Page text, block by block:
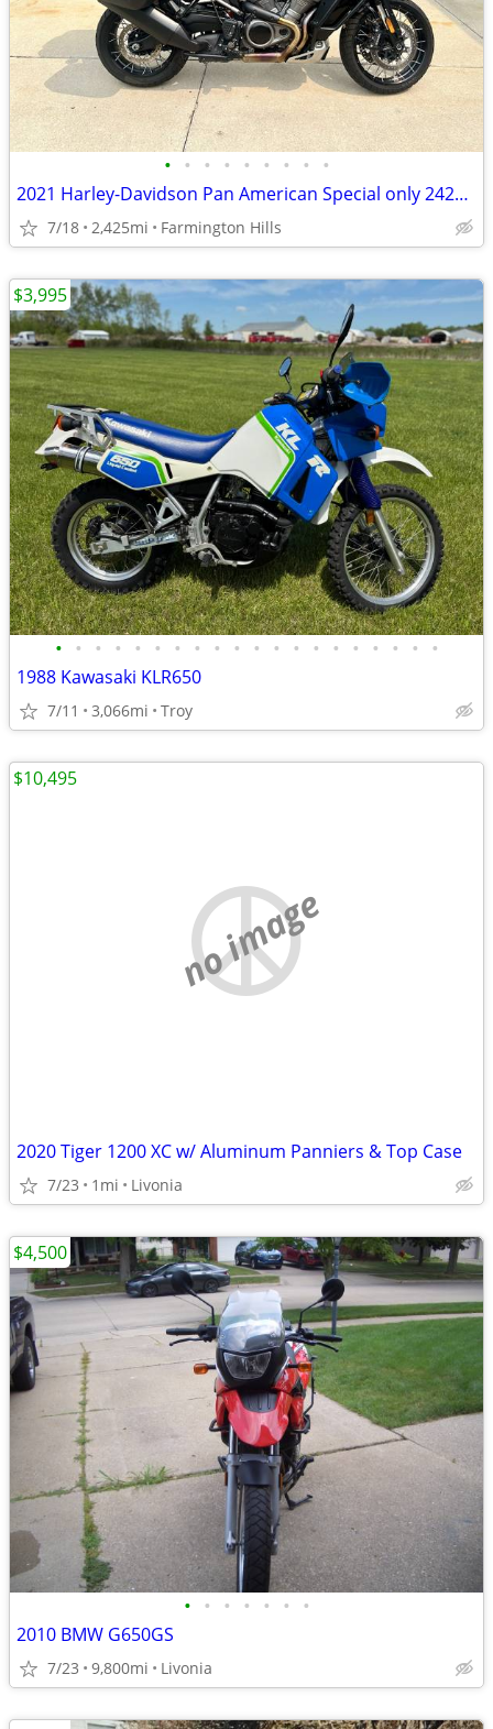
• • • • • • • • •
2021 Harley-Davidson Pan American Special only 2425 Miles
7/18 2,425mi Farmington Hills
• • • • • • • • • • • • • • • • • • • •
1988 Kawasaki KLR650
7/11 3,066mi Troy
$3,995
no image
2020 Tiger 1200 XC w/ Aluminum Panniers & Top Case
7/23 1mi Livonia
$10,495
• • • • • • •
2010 BMW G650GS
7/23 9,800mi Livonia
$4,500